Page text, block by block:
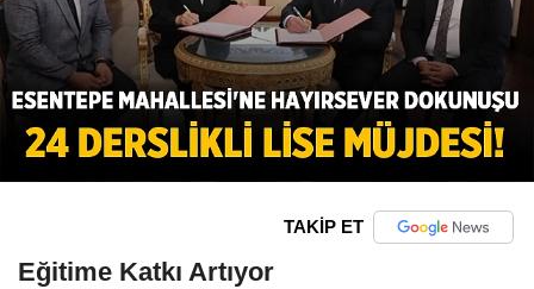
TAKİP ET
Eğitime Katkı Artıyor